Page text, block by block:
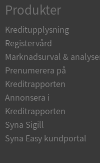
Produkter
Kreditupplysning
Registervård
Marknadsurval &
Prenumerera på
Kreditrapporten
Annonsera i
Kreditrapporten
Syna Sigill
Syna Easy kundportal
och kontohantering.
användas ordentligt
Namn